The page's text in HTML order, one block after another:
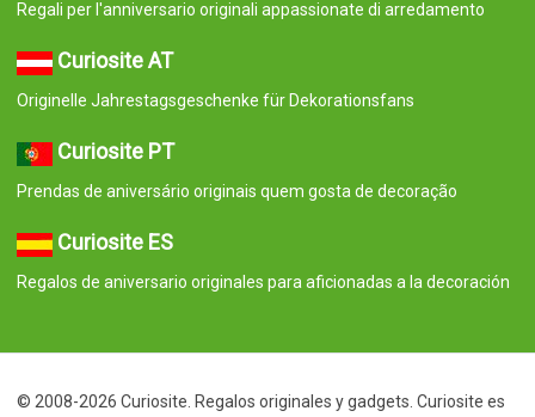
Regali per l'anniversario originali appassionate di arredamento
Curiosite AT
Originelle Jahrestagsgeschenke für Dekorationsfans
Curiosite PT
Prendas de aniversário originais quem gosta de decoração
Curiosite ES
Regalos de aniversario originales para aficionadas a la decoración
© 2008-2026 Curiosite. Regalos originales y gadgets. Curiosite es